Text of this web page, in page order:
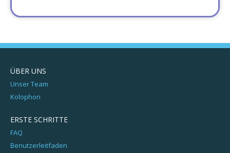
ÜBER UNS
Unser Team
Kolophon
ERSTE SCHRITTE
FAQ
Benutzerleitfaden